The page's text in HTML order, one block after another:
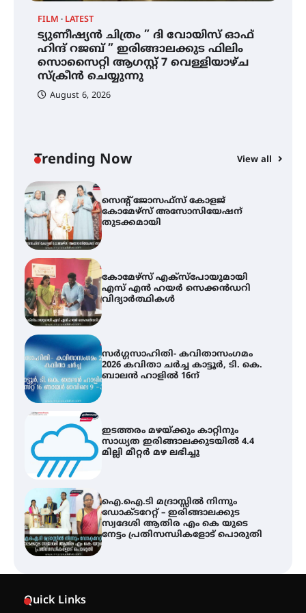
FILM LATEST
ട്യുണീഷ്യൻ ചിത്രം ” ദി വോയിസ് ഓഫ്
ഹിന്ദ് റജബ് ” ഇരിങ്ങാലക്കുട ഫിലിം
സൊസൈറ്റി ആഗസ്റ്റ് 7 വെള്ളിയാഴ്ച
സ്‌ക്രീൻ ചെയ്യുന്നു
August 6, 2026
Trending Now View all
ട്യുണീഷ്യൻ ചിത്രം ” ദി വോയിസ്
ഓഫ് ഹിന്ദ് റജബ് ” ഇരിങ്ങാലക്കുട
ഫിലിം സൊസൈറ്റി ആഗസ്റ്റ് 7
വെള്ളിയാഴ്ച സ്‌ക്രീൻ ചെയ്യുന്നു
കോമേഴ്സ് എക്സ്പോയുമായി
എസ് എൻ ഹയർ സെക്കൻഡറി
വിദ്യാർത്ഥികൾ
സർഗ്ഗസാഹിതി- കവിതാസംഗമം
2026 കവിതാ ചർച്ച കാട്ടൂർ, ടി. കെ.
ബാലൻ ഹാളിൽ 16ന്
ഇടത്തരം മഴയ്ക്കും കാറ്റിനും
സാധ്യത ഇരിങ്ങാലക്കുടയിൽ 4.4
മില്ലി മീറ്റർ മഴ ലഭിച്ചു
ഐ.ഐ.ടി മദ്രാസ്സിൽ നിന്നും
ഡോക്ടറേറ്റ് – ഇരിങ്ങാലക്കുട
സ്വദേശി ആതിര എം കെ യുടെ
നേട്ടം പ്രതിസന്ധികളോട് പൊരുതി
ട്യുണീഷ്യൻ ചിത്രം ” ദി വോയിസ്
ഓഫ് ഹിന്ദ് റജബ് ” ഇരിങ്ങാലക്കുട
ഫിലിം സൊസൈറ്റി ആഗസ്റ്റ് 7
വെള്ളിയാഴ്ച സ്‌ക്രീൻ ചെയ്യുന്നു
Quick Links